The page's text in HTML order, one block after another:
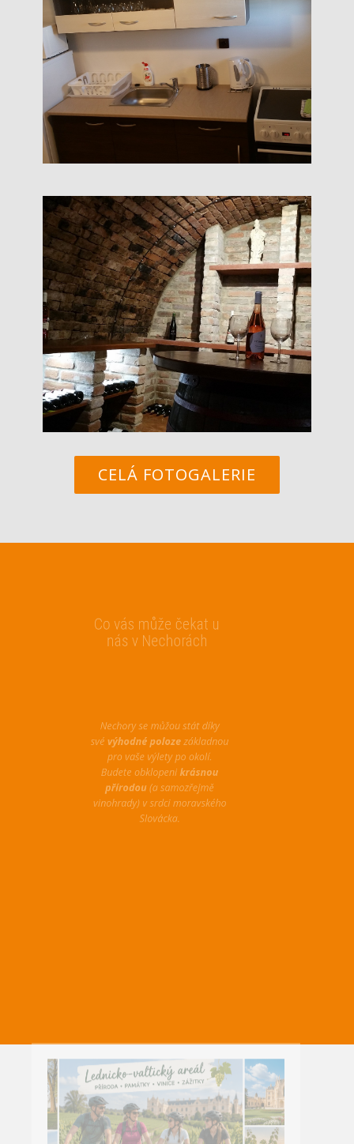
CELÁ FOTOGALERIE
Co vás může čekat u
nás v Nechorách
výhodné poloze základnou
pro vaše výlety po okolí.
Budete obklopenikrásnou
přírodou(a samozřejmě
vinohrady) v srdci moravského